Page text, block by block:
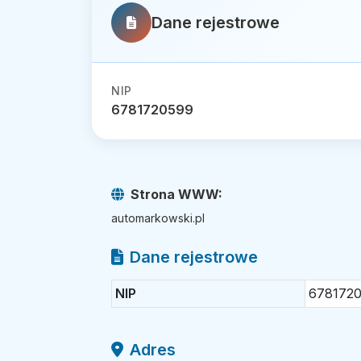
Dane rejestrowe
NIP
6781720599
Strona WWW:
automarkowski.pl
Dane rejestrowe
NIP
Adres